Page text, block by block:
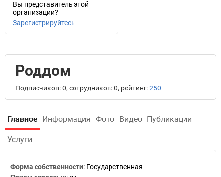
Вы представитель этой
организации?
Зарегистрируйтесь
Роддом
Подписчиков: 0, сотрудников: 0, рейтинг:250
Главное Информация Фото Видео Публикации
Услуги
Форма собственности: Государственная